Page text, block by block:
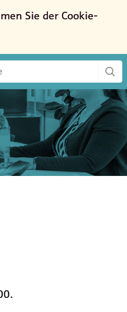
Sie der Cookie-